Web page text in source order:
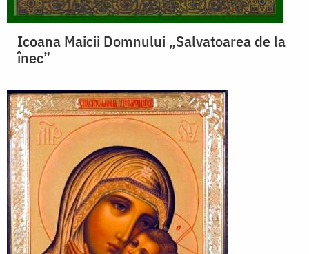
Icoana Maicii Domnului „Salvatoarea de la
înec”